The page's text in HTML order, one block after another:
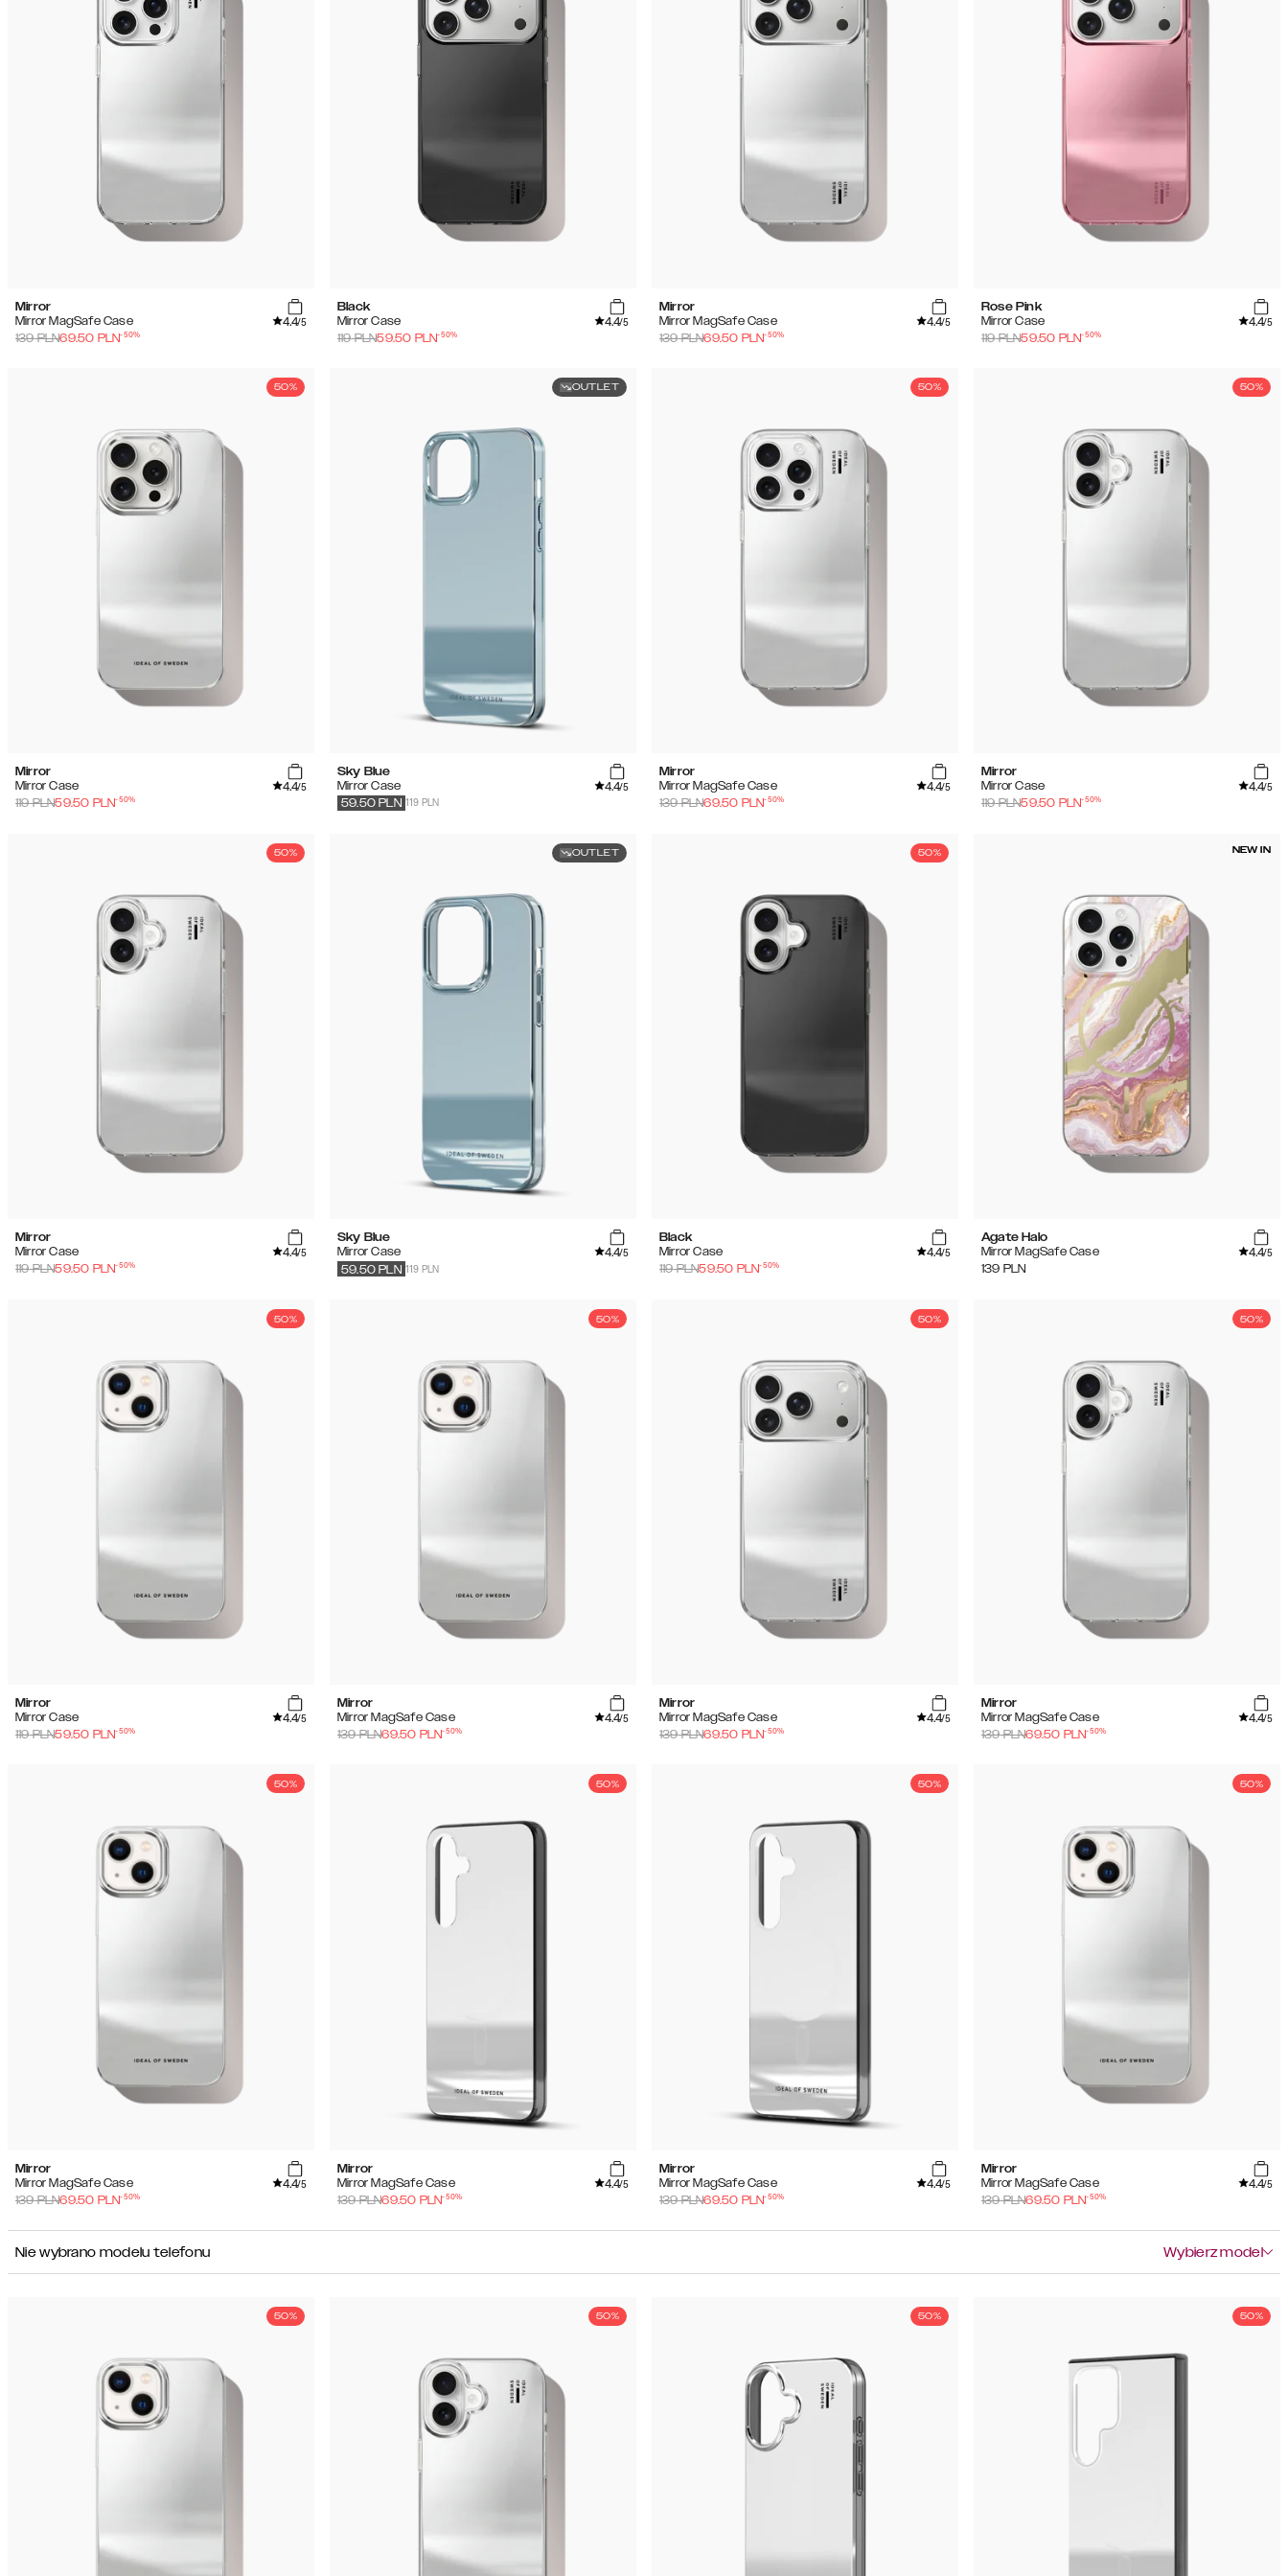
Mirror
Mirror MagSafe Case
4.4/5
139PLN69.50 PLN-50%
Black
Mirror Case
4.4/5
119PLN59.50 PLN-50%
Mirror
Mirror MagSafe Case
4.4/5
139PLN69.50 PLN-50%
Rose Pink
Mirror Case
4.4/5
119PLN59.50 PLN-50%
50%
Mirror
Mirror Case
4.4/5
119PLN59.50 PLN-50%
OUTLET
Sky Blue
Mirror Case
4.4/5
119 PLN
59.50 PLN
50%
Mirror
Mirror MagSafe Case
4.4/5
139PLN69.50 PLN-50%
50%
Mirror
Mirror Case
4.4/5
119PLN59.50 PLN-50%
50%
Mirror
Mirror Case
4.4/5
119PLN59.50 PLN-50%
OUTLET
Sky Blue
Mirror Case
4.4/5
119 PLN
59.50 PLN
50%
Black
Mirror Case
4.4/5
119PLN59.50 PLN-50%
NEW IN
Agate Halo
Mirror MagSafe Case
4.4/5
139 PLN
50%
Mirror
Mirror Case
4.4/5
119PLN59.50 PLN-50%
50%
Mirror
Mirror MagSafe Case
4.4/5
139PLN69.50 PLN-50%
50%
Mirror
Mirror MagSafe Case
4.4/5
139PLN69.50 PLN-50%
50%
Mirror
Mirror MagSafe Case
4.4/5
139PLN69.50 PLN-50%
50%
Mirror
Mirror MagSafe Case
4.4/5
139PLN69.50 PLN-50%
50%
Mirror
Mirror MagSafe Case
4.4/5
139PLN69.50 PLN-50%
50%
Mirror
Mirror MagSafe Case
4.4/5
139PLN69.50 PLN-50%
50%
Mirror
Mirror MagSafe Case
4.4/5
139PLN69.50 PLN-50%
Nie wybrano modelu telefonu Wybierz model
50% 50% 50% 50%